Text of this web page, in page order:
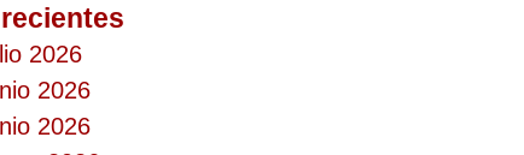
2026
2026
2026